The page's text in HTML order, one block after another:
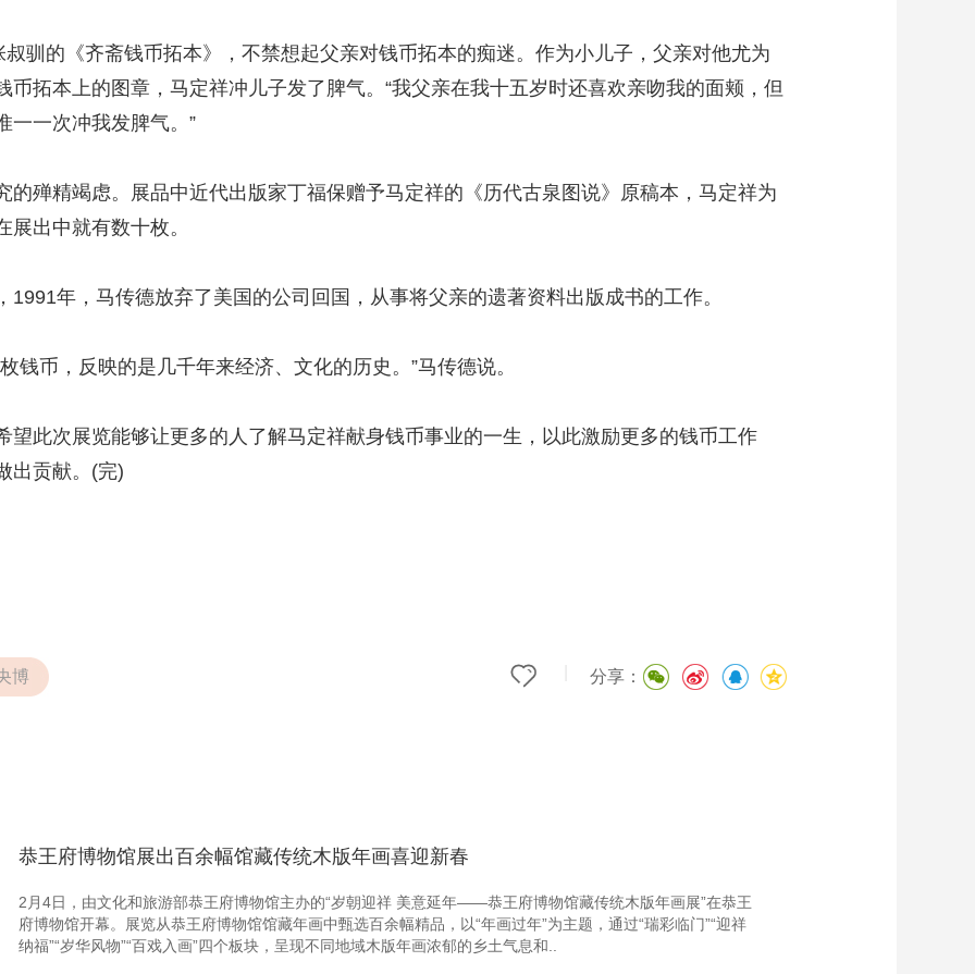
的《齐斋钱币拓本》，不禁想起父亲对钱币拓本的痴迷。作为小儿子，父亲对他尤为
币拓本上的图章，马定祥冲儿子发了脾气。“我父亲在我十五岁时还喜欢亲吻我的面颊，但
一一次冲我发脾气。”
精竭虑。展品中近代出版家丁福保赠予马定祥的《历代古泉图说》原稿本，马定祥为
出中就有数十枚。
年，马传德放弃了美国的公司回国，从事将父亲的遗著资料出版成书的工作。
币，反映的是几千年来经济、文化的历史。”马传德说。
次展览能够让更多的人了解马定祥献身钱币事业的一生，以此激励更多的钱币工作
出贡献。(完)
博 分享：
恭王府博物馆展出百余幅馆藏传统木版年画喜迎新春
2月4日，由文化和旅游部恭王府博物馆主办的“岁朝迎祥 美意延年——恭王府博物馆藏传统木版年画展”在恭王
府博物馆开幕。展览从恭王府博物馆馆藏年画中甄选百余幅精品，以“年画过年”为主题，通过“瑞彩临门”“迎祥
纳福”“岁华风物”“百戏入画”四个板块，呈现不同地域木版年画浓郁的乡土气息和..